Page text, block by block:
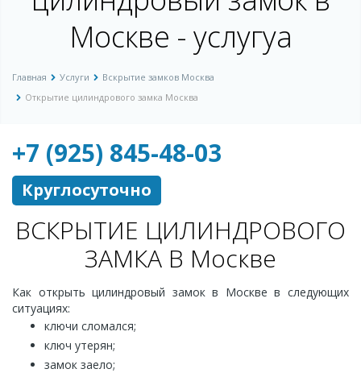
Москве - услугуа
Главная Услуги
Вскрытие замков Москва
Открытие цилиндрового замка Москва
+7 (925) 845-48-03
Круглосуточно
ВСКРЫТИЕ ЦИЛИНДРОВОГО
ЗАМКА В Москве
Как открыть цилиндровый замок в Москве в следующих
ситуациях:
ключи сломался;
ключ утерян;
замок заело;